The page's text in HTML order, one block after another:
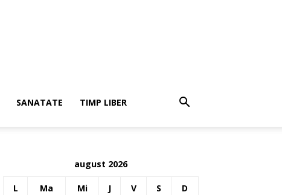
SANATATE TIMP LIBER
august 2026
L Ma Mi J V S D